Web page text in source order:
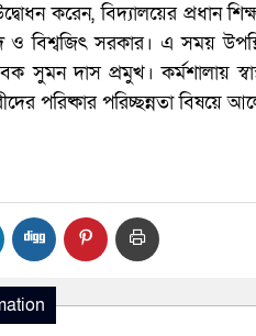
করেন, বিদ্যালয়ের প্রধান
বিশ্বজিৎ সরকার। এ সময়
সুমন দাস প্রমুখ। কর্মশালায়
পরিষ্কার পরিচ্ছন্নতা বিষয়ে